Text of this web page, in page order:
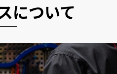
について